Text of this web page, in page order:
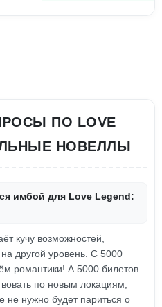
ПО LOVE
НОВЕЛЛЫ
имбой для Love Legend:
кучу возможностей,
другой уровень. С 5000
романтики! А 5000 билетов
по новым локациям,
не нужно будет париться о